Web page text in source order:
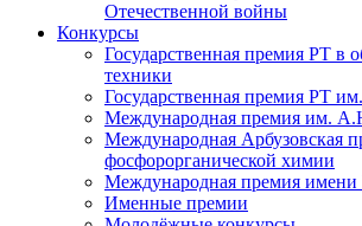
Отечественной войны
Конкурсы
Государственная премия РТ в
техники
Государственная премия РТ
Международная премия им.
Международная Арбузовская
фосфорорганической химии
Международная премия
Именные премии